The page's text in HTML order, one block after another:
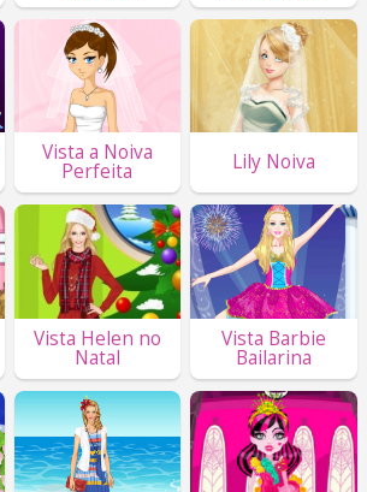
Vista a Noiva
Perfeita Lily Noiva
Vista Helen no
Natal
Vista Barbie
Bailarina